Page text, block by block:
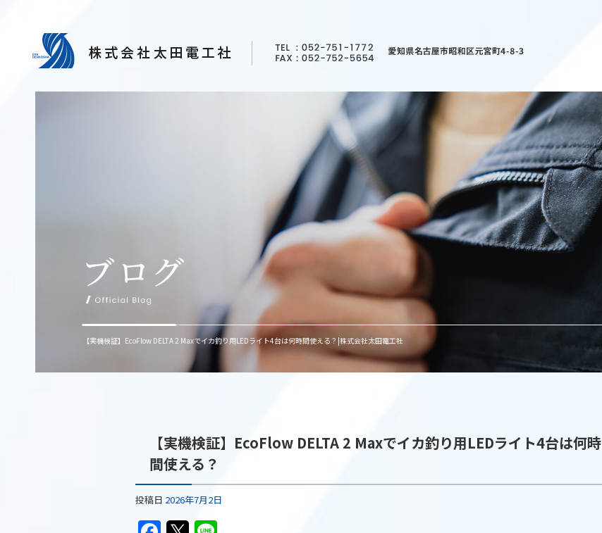
【実機検証】EcoFlow DELTA 2 Maxでイカ釣り用LEDライト4台は何時間使える？|株式会社太田電工社
【実機検証】EcoFlow DELTA 2 Maxでイカ釣り用LEDライト4台は何時
間使える？
投稿日 2026年7月2日